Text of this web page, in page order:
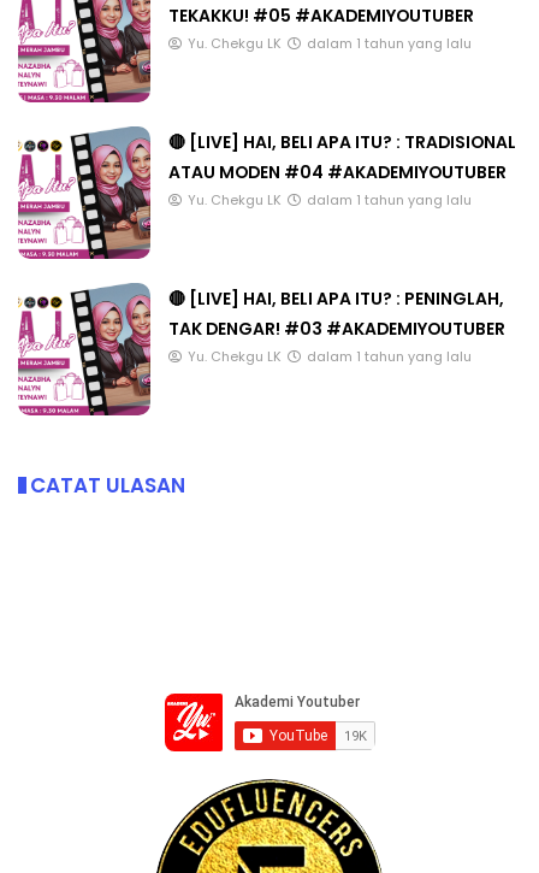
TEKAKKU! #05 #AKADEMIYOUTUBER
Yu. Chekgu LK dalam 1 tahun yang lalu
🔴 [LIVE] HAI, BELI APA ITU? : TRADISIONAL
ATAU MODEN #04 #AKADEMIYOUTUBER
Yu. Chekgu LK dalam 1 tahun yang lalu
🔴 [LIVE] HAI, BELI APA ITU? : PENINGLAH,
TAK DENGAR! #03 #AKADEMIYOUTUBER
Yu. Chekgu LK dalam 1 tahun yang lalu
CATAT ULASAN